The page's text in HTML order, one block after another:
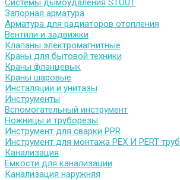
Системы дымоудаления STOUT
Запорная арматура
Арматура для радиаторов отопления
Вентили и задвижки
Клапаны электромагнитные
Краны для бытовой техники
Краны фланцевык
Краны шаровые
Инсталяции и унитазы
Инструменты
Вспомогательный инструмент
Ножницы и труборезы
Инструмент для сварки PPR
Инструмент для монтажа PEX И PERT труб
Канализация
Емкости для канализации
Канализация наружняя